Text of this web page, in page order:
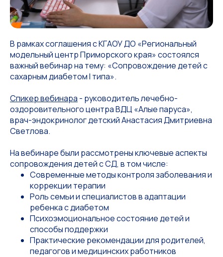
В рамках соглашения с КГАОУ ДО «Региональный
модельный центр Приморского края» состоялся
важный вебинар на тему: «Сопровождение детей с
сахарным диабетом I типа».
Спикер вебинара - руководитель лечебно-
оздоровительного центра ВДЦ «Алые паруса»,
врач-эндокринолог детский Анастасия Дмитриевна
Светлова.
На вебинаре были рассмотрены ключевые аспекты
сопровождения детей с СД, в том числе:
Современные методы контроля заболевания и
коррекции терапии
Роль семьи и специалистов в адаптации
ребенка с диабетом
Психоэмоциональное состояние детей и
способы поддержки
Практические рекомендации для родителей,
педагогов и медицинских работников